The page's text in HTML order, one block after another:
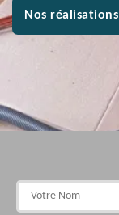
Nos réalisations